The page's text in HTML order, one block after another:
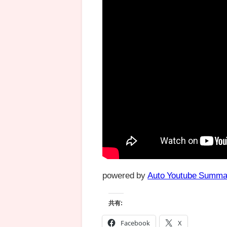
powered by Auto Youtube
共有:
Facebook X